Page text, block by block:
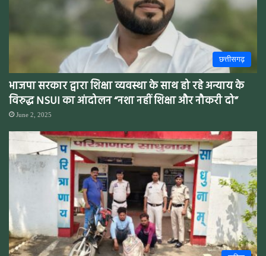
छत्तीसगढ़
भाजपा सरकार द्वारा शिक्षा व्यवस्था के साथ हो रहे अन्याय के
विरुद्ध NSUI का आंदोलन “नशा नहीं शिक्षा और नौकरी दो”
June 2, 2025